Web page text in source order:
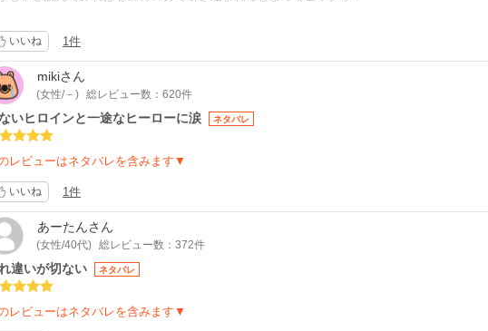
人公視点でのすれ違いは描写がとても細やかで涙を流しながら胸キュンしましたし、男性視
んな想いがあったのか！』と目からウロコ、そしてますます胸キュンのオンパレードでした
トノベルを読んでいて、先が気になって夜更かしをしてしまうなんて経験は随分久しぶり
る作品で、自信を持って星5を付けさせて頂きます。溺愛系がお好きでしたらぜひオススメで
いいね 1件
mikiさん
(女性/－) 総レビュー数：620件
いヒロインと一途なヒーローに涙 ネタバレ
レビューはネタバレを含みます▼
いいね 1件
あーたんさん
(女性/40代) 総レビュー数：372件
違いが切ない ネタバレ
レビューはネタバレを含みます▼